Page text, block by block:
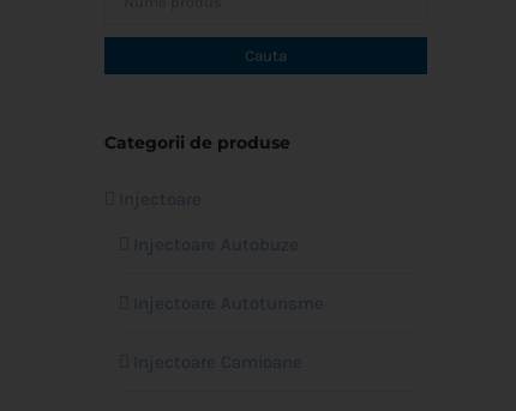
Categorii de produse
Injectoare
Injectoare Autobuze
Injectoare Autoturisme
Injectoare Camioane